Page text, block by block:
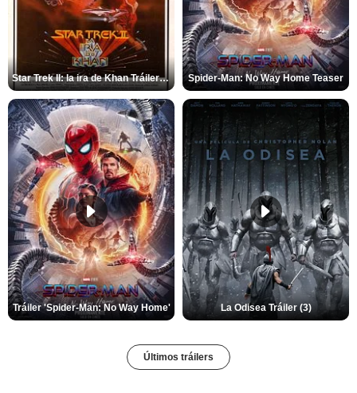
Star Trek II: la ira de Khan Tráiler VO Spider-Man: No Way Home Teaser
Tráiler 'Spider-Man: No Way Home' La Odisea Tráiler (3)
Últimos tráilers